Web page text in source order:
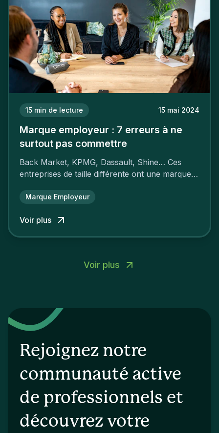
15 min de lecture 15 mai 2024
Marque employeur : 7 erreurs à ne
surtout pas commettre
Back Market, KPMG, Dassault, Shine… Ces
entreprises de taille différente ont une marque
attractivité et une fidélisation à faire pâlir leurs
Marque Employeur
Voir plus
Voir plus
Rejoignez notre
communauté active
de professionnels et
découvrez votre